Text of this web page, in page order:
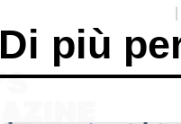
Di più